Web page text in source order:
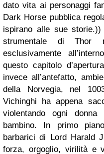
dato vita ai personaggi
Dark Horse pubblica
ispirano alle sue
strumentale di Thor
esclusivamente
questo capitolo
invece all’antefatto,
della Norvegia, nel
Vichinghi ha appena
violentando ogni
bambino. In primo
barbarici di Lord Harald
forza, orgoglio, virilità e